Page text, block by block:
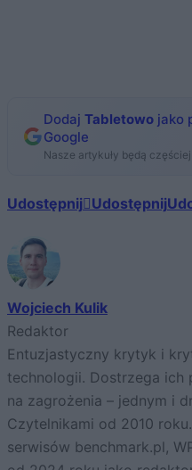
Dodaj Tabletowo jako
Google
Nasze artykuły będą
Udostępnij Udostępnij
Wojciech Kulik
Redaktor
Entuzjastyczny krytyk i
technologii. Dostrzega ich
na zagrożenia – jednym i
Czytelnikami od 2010
serwisów benchmark.pl,